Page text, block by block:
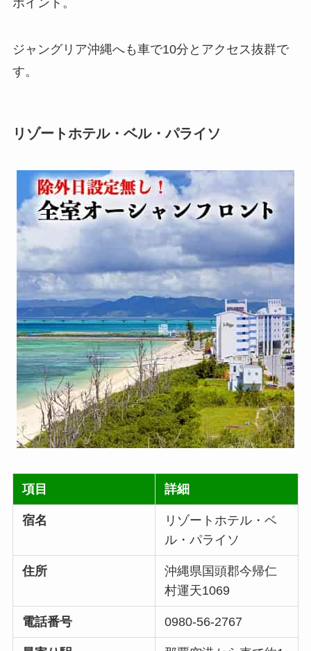
ジャングリア沖縄へも車で10分とアクセス抜群で
す。
リゾートホテル・ベル・パライソ
項目 詳細
宿名
リゾートホテル・ベ
ル・パライソ
住所
沖縄県国頭郡今帰仁
村運天1069
電話番号 0980-56-2767